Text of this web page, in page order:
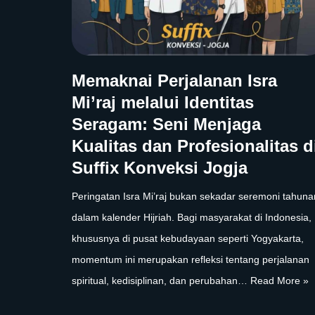
Memaknai Perjalanan Isra
Mi’raj melalui Identitas
Seragam: Seni Menjaga
Kualitas dan Profesionalitas
Suffix Konveksi Jogja
Peringatan Isra Mi’raj bukan sekadar seremoni
dalam kalender Hijriah. Bagi masyarakat di Indonesia,
khususnya di pusat kebudayaan seperti Yogyakarta,
momentum ini merupakan refleksi tentang perjalanan
spiritual, kedisiplinan, dan perubahan… Read More »